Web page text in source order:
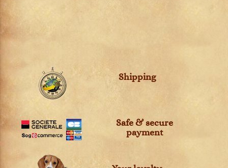
Shipping
Safe & secure
payment